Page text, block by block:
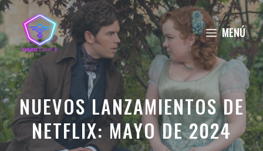
Saltar
al
contenido
MENÚ
NUEVOS LANZAMIENTOS DE
NETFLIX: MAYO DE 2024